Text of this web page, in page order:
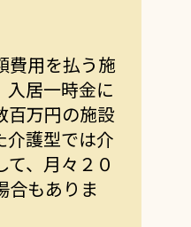
費用を払う施
入居一時金に
百万円の施設
介護型では介
、月々２０
合もありま